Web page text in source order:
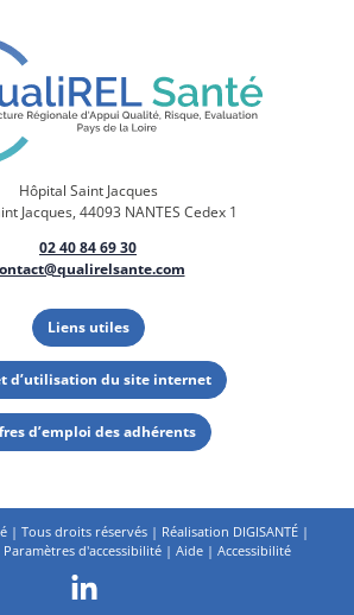
Hôpital Saint Jacques
Jacques, 44093 NANTES Cedex 1
02 40 84 69 30
Liens utiles
d’utilisation du site internet
d’emploi des adhérents
| Tous droits réservés | Réalisation DIGISANTÉ |
Paramètres d'accessibilité| Aide| Accessibilité